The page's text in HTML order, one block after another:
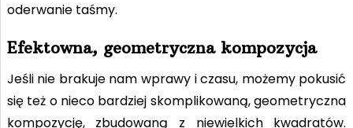
oderwanie taśmy.
Efektowna, geometryczna kompozycja
Jeśli nie brakuje nam wprawy i czasu, możemy pokusić
się też o nieco bardziej skomplikowaną, geometryczna
kompozycję, zbudowaną z niewielkich kwadratów.